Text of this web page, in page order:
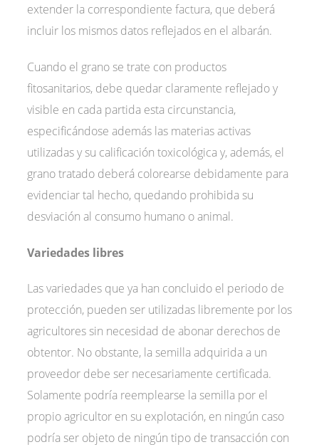
extender la correspondiente factura, que deberá
incluir los mismos datos reflejados en el albarán.
Cuando el grano se trate con productos
fitosanitarios, debe quedar claramente reflejado y
visible en cada partida esta circunstancia,
especificándose además las materias activas
utilizadas y su calificación toxicológica y, además, el
grano tratado deberá colorearse debidamente para
evidenciar tal hecho, quedando prohibida su
desviación al consumo humano o animal.
Variedades libres
Las variedades que ya han concluido el periodo de
protección, pueden ser utilizadas libremente por los
agricultores sin necesidad de abonar derechos de
obtentor. No obstante, la semilla adquirida a un
proveedor debe ser necesariamente certificada.
Solamente podría reemplearse la semilla por el
propio agricultor en su explotación, en ningún caso
podría ser objeto de ningún tipo de transacción con